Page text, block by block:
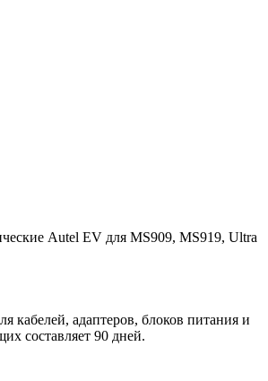
Autel EV для MS909, MS919, Ultra
кабелей, адаптеров, блоков питания и
составляет 90 дней.